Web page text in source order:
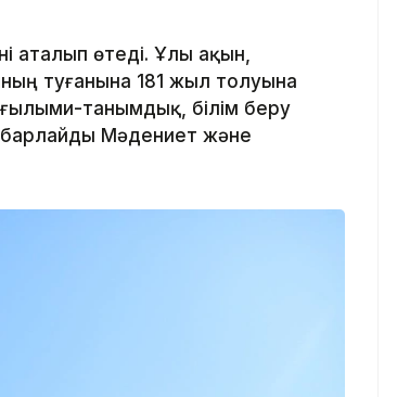
аталып өтеді. Ұлы ақын,
туғанына 181 жыл толуына
танымдық, білім беру
Мәдениет және